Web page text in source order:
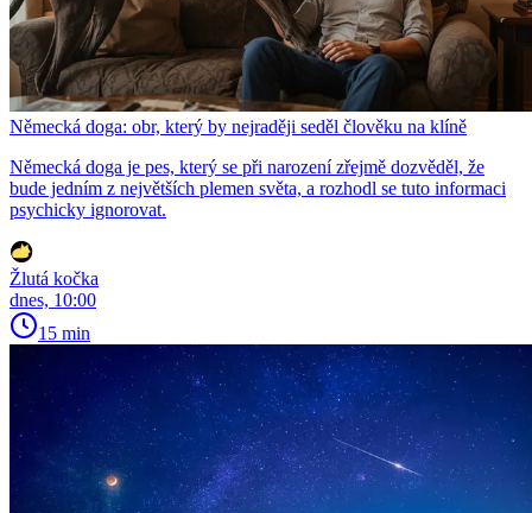
Německá doga: obr, který by nejraději seděl člověku na klíně
Německá doga je pes, který se při narození zřejmě dozvěděl, že
bude jedním z největších plemen světa, a rozhodl se tuto informaci
psychicky ignorovat.
Žlutá kočka
dnes, 10:00
15 min